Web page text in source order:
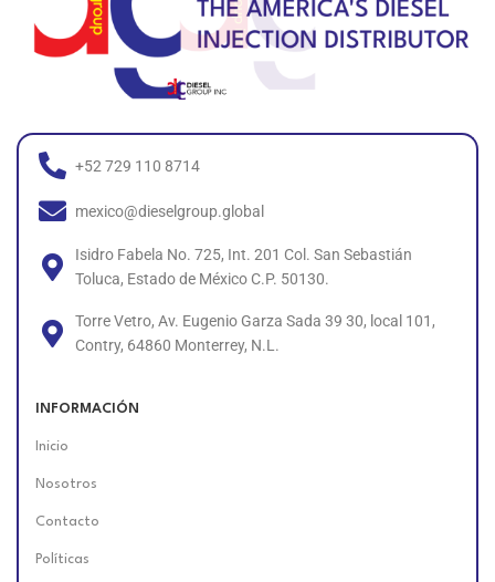
+52 729 110 8714
mexico@dieselgroup.global
Isidro Fabela No. 725, Int. 201 Col. San Sebastián
Toluca, Estado de México C.P. 50130.
Torre Vetro, Av. Eugenio Garza Sada 39 30, local 101,
Contry, 64860 Monterrey, N.L.
INFORMACIÓN
Inicio
Nosotros
Contacto
Políticas